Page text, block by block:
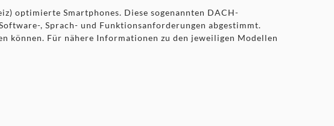
optimierte Smartphones. Diese sogenannten DACH-
, Sprach- und Funktionsanforderungen abgestimmt.
können. Für nähere Informationen zu den jeweiligen Modellen